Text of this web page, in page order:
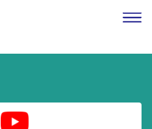
ニュースリリー
および繰延税金資産、特別損失の